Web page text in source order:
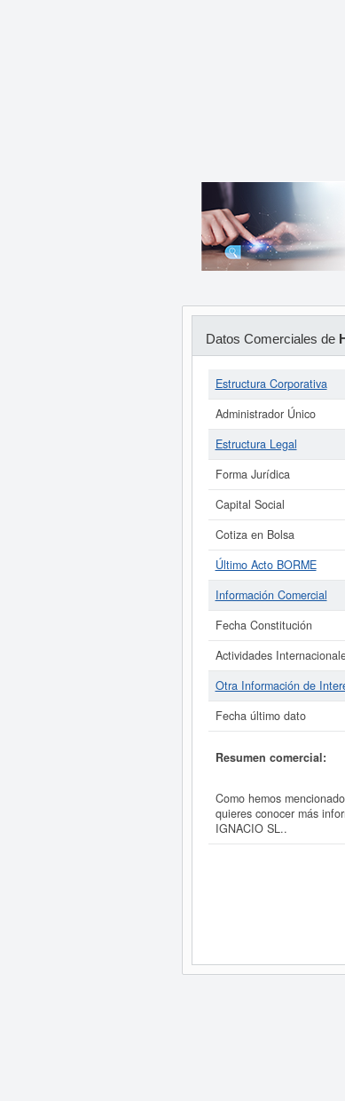
Datos Comerciales de
Estructura Corporativa
Administrador Único
Estructura Legal
Forma Jurídica
Capital Social
Cotiza en Bolsa
Último Acto BORME
Información Comercial
Fecha Constitución
Actividades
Otra Información de
Fecha último dato
Resumen comercial:
Como hemos
quieres conocer más
IGNACIO SL..